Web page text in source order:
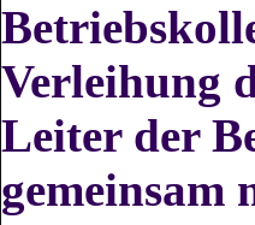
Verleihung
Leiter der
gemeinsam